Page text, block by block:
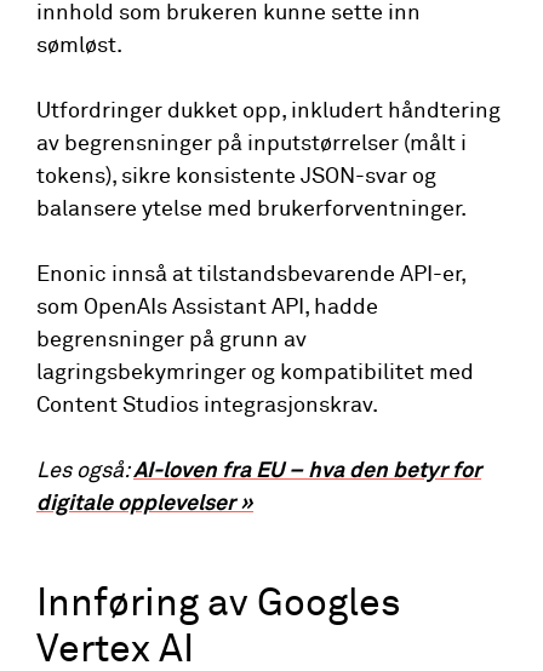
innhold som brukeren kunne sette inn
sømløst.
Utfordringer dukket opp, inkludert håndtering
av begrensninger på inputstørrelser (målt i
tokens), sikre konsistente JSON-svar og
balansere ytelse med brukerforventninger.
Enonic innså at tilstandsbevarende API-er,
som OpenAIs Assistant API, hadde
begrensninger på grunn av
lagringsbekymringer og kompatibilitet med
Content Studios integrasjonskrav.
Les også:AI-loven fra EU – hva den betyr for
digitale opplevelser »
Innføring av Googles
Vertex AI